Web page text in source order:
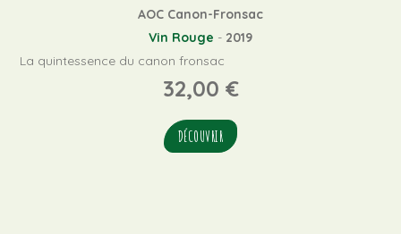
AOC Canon-Fronsac
Vin Rouge - 2019
La quintessence du canon fronsac
32,00 €
DÉCOUVRIR